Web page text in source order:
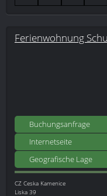
Ferienwohnung
Buchungsanfrage
Internetseite
Geografische Lage
CZ Ceska Kamenice
Liska 39